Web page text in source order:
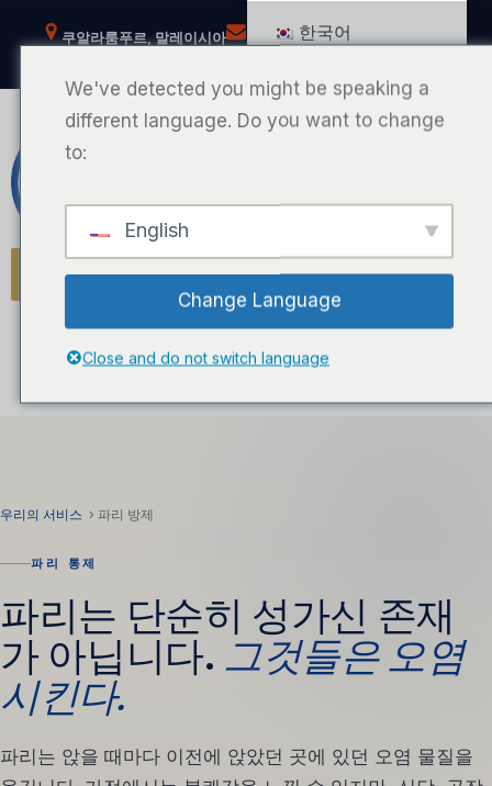
텐
바
로
가
기
쿠알라룸푸르, 말레이시아
help@msianpestcontrol.com
MPC 포털
우리의 서비스 › 파리 방제
파리 통제
파리는 단순히 성가신 존재
가 아닙니다. 그것들은 오염
시킨다.
파리는 앉을 때마다 이전에 앉았던 곳에 있던 오염 물질을
한국어
We've detected you might be speaking a
different language. Do you want to change
to:
English
Change Language
Close and do not switch language